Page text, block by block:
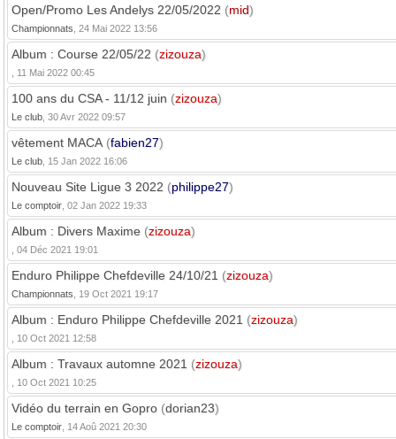
Open/Promo Les Andelys 22/05/2022 (mid)
Championnats , 24 Mai 2022 13:56
Album : Course 22/05/22 (zizouza)
, 11 Mai 2022 00:45
100 ans du CSA - 11/12 juin (zizouza)
Le club , 30 Avr 2022 09:57
vêtement MACA (fabien27)
Le club , 15 Jan 2022 16:06
Nouveau Site Ligue 3 2022 (philippe27)
Le comptoir , 02 Jan 2022 19:33
Album : Divers Maxime (zizouza)
, 04 Déc 2021 19:01
Enduro Philippe Chefdeville 24/10/21 (zizouza)
Championnats , 19 Oct 2021 19:17
Album : Enduro Philippe Chefdeville 2021 (zizouza)
, 10 Oct 2021 12:58
Album : Travaux automne 2021 (zizouza)
, 10 Oct 2021 10:25
Vidéo du terrain en Gopro (dorian23)
Le comptoir , 14 Aoû 2021 20:30